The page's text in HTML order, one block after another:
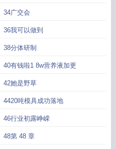
34广交会
36我可以做到
38分体研制
40有钱啦1 8w营养液加更
42她是野草
4420吨模具成功落地
46行业初露峥嵘
48第 48 章